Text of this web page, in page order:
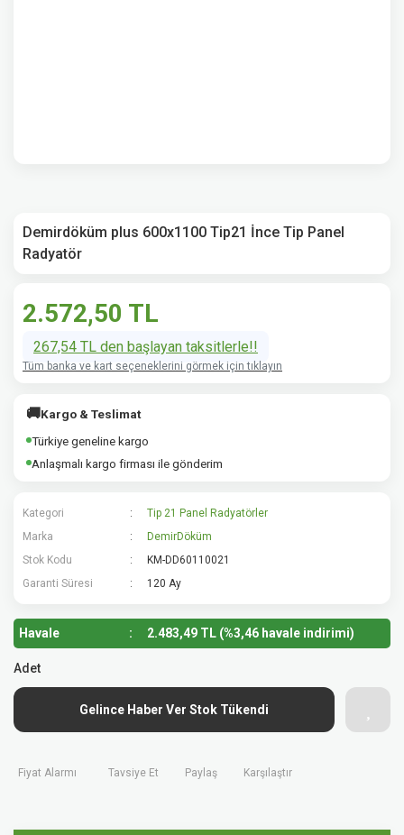
Demirdöküm plus 600x1100 Tip21 İnce Tip Panel
Radyatör
2.572,50 TL
267,54 TL den başlayan taksitlerle!!
Tüm banka ve kart seçeneklerini görmek için tıklayın
🚚Kargo & Teslimat
Türkiye geneline kargo
Anlaşmalı kargo firması ile gönderim
Kategori
Tip 21 Panel Radyatörler
Marka
DemirDöküm
Stok Kodu
KM-DD60110021
Garanti Süresi
120 Ay
Havale 2.483,49 TL (%3,46 havale indirimi)
Adet
Gelince Haber Ver Stok Tükendi
Fiyat Alarmı Tavsiye Et Paylaş Karşılaştır